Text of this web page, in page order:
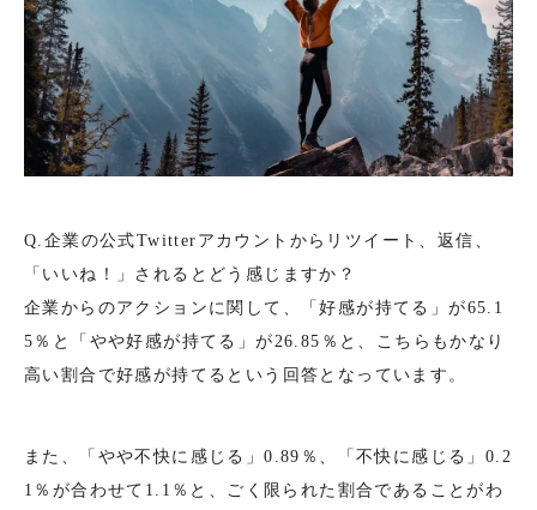
Q.企業の公式Twitterアカウントからリツイート、返信、
「いいね！」されるとどう感じますか？
企業からのアクションに関して、「好感が持てる」が65.1
5％と「やや好感が持てる」が26.85％と、こちらもかなり
高い割合で好感が持てるという回答となっています。
また、「やや不快に感じる」0.89％、「不快に感じる」0.2
1％が合わせて1.1％と、ごく限られた割合であることがわ